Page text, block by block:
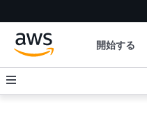
開始する